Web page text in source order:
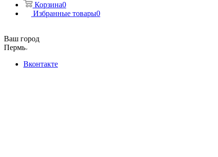
Корзина0
Избранные товары0
Ваш город
Пермь
Вконтакте